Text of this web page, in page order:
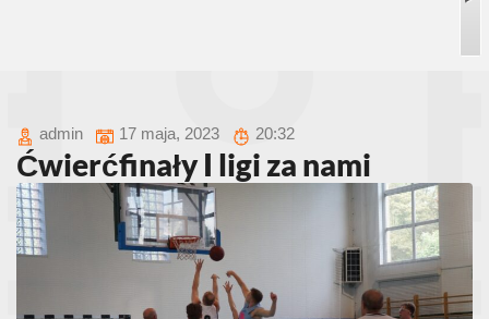
admin 17 maja, 2023 20:32
Ćwierćfinały I ligi za nami